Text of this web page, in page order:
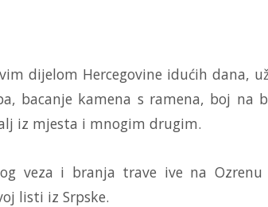
dijelom Hercegovine idućih dana,
bacanje kamena s ramena, boj na
iz mjesta i mnogim drugim.
veza i branja trave ive na Ozrenu
listi iz Srpske.